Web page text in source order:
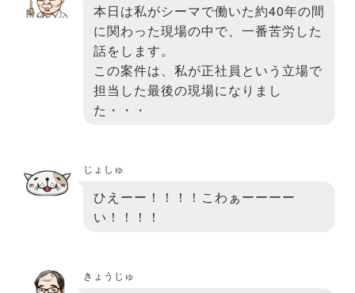
本日は私がシーマで働いた約40年の間
に関わった現場の中で、一番苦労した
話をします。
この案件は、私が正社員という立場で
担当した最後の現場になりまし
た・・・
じょしゅ
ひえーー！！！！こわぁーーーー
い！！！！
きょうじゅ